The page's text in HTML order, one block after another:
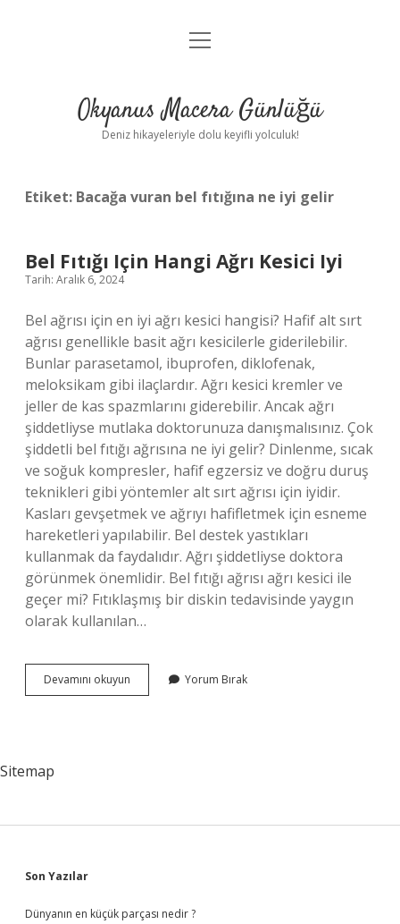
Anasayfa
Yasal Uyarı
menüyü
Okyanus Macera Günlüğü
Deniz hikayeleriyle dolu keyifli yolculuk!
Etiket: Bacağa vuran bel fıtığına ne iyi gelir
Bel Fıtığı Için Hangi Ağrı Kesici Iyi
Tarih: Aralık 6, 2024
Bel ağrısı için en iyi ağrı kesici hangisi? Hafif alt sırt
ağrısı genellikle basit ağrı kesicilerle giderilebilir.
Bunlar parasetamol, ibuprofen, diklofenak,
meloksikam gibi ilaçlardır. Ağrı kesici kremler ve
jeller de kas spazmlarını giderebilir. Ancak ağrı
şiddetliyse mutlaka doktorunuza danışmalısınız. Çok
şiddetli bel fıtığı ağrısına ne iyi gelir? Dinlenme, sıcak
ve soğuk kompresler, hafif egzersiz ve doğru duruş
teknikleri gibi yöntemler alt sırt ağrısı için iyidir.
Kasları gevşetmek ve ağrıyı hafifletmek için esneme
hareketleri yapılabilir. Bel destek yastıkları
kullanmak da faydalıdır. Ağrı şiddetliyse doktora
görünmek önemlidir. Bel fıtığı ağrısı ağrı kesici ile
geçer mi? Fıtıklaşmış bir diskin tedavisinde yaygın
olarak kullanılan…
Devamını okuyun
Fıtığı
Yorum Bırak
Sitemap
Sidebar
Son Yazılar
Dünyanın en küçük parçası nedir ?